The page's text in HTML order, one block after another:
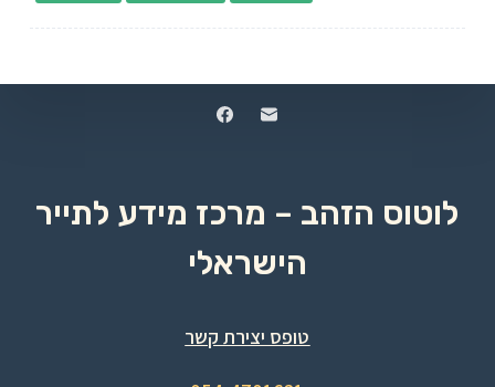
לוטוס הזהב – מרכז מידע לתייר
הישראלי
טופס יצירת קשר